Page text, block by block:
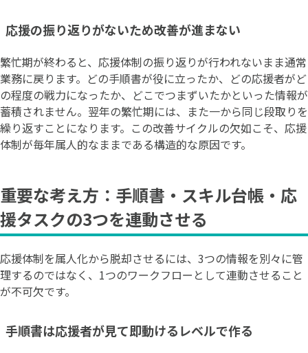
応援の振り返りがないため改善が進まない
繁忙期が終わると、応援体制の振り返りが行われないまま通常
業務に戻ります。どの手順書が役に立ったか、どの応援者がど
の程度の戦力になったか、どこでつまずいたかといった情報が
蓄積されません。翌年の繁忙期には、また一から同じ段取りを
繰り返すことになります。この改善サイクルの欠如こそ、応援
体制が毎年属人的なままである構造的な原因です。
重要な考え方：手順書・スキル台帳・応
援タスクの3つを連動させる
応援体制を属人化から脱却させるには、3つの情報を別々に管
理するのではなく、1つのワークフローとして連動させること
が不可欠です。
手順書は応援者が見て即動けるレベルで作る